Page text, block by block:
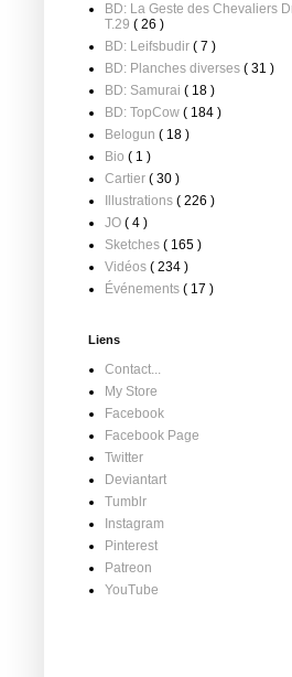
BD: La Geste des Chevaliers
T.29 ( 26 )
BD: Leifsbudir ( 7 )
BD: Planches diverses ( 31 )
BD: Samurai ( 18 )
BD: TopCow ( 184 )
Belogun ( 18 )
Bio ( 1 )
Cartier ( 30 )
Illustrations ( 226 )
JO ( 4 )
Sketches ( 165 )
Vidéos ( 234 )
Événements ( 17 )
Liens
Contact...
My Store
Facebook
Facebook Page
Twitter
Deviantart
Tumblr
Instagram
Pinterest
Patreon
YouTube